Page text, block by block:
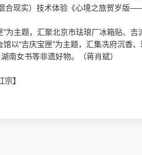
合现实）技术体验《心境之旅贺岁版
”为主题，汇聚北京市珐琅厂冰箱贴、
馆以“吉庆宝匣”为主题，汇集冼府沉香
南女书等非遗好物。（蒋肖斌）
宗】